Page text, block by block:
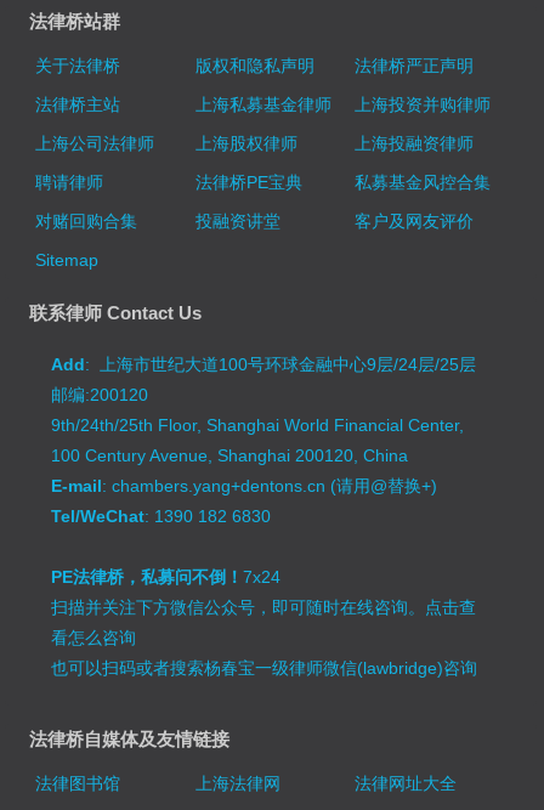
法律桥站群
关于法律桥 版权和隐私声明
法律桥严正声明
法律桥主站
上海私募基金律师
上海投资并购律师
上海公司法律师
上海股权律师
上海投融资律师
聘请律师
法律桥PE宝典
私募基金风控合集
对赌回购合集
投融资讲堂
客户及网友评价
Sitemap
联系律师 Contact Us
Add: 上海市世纪大道100号环球金融中心9层/24层/25层
邮编:200120
9th/24th/25th Floor, Shanghai World Financial Center,
100 Century Avenue, Shanghai 200120, China
E-mail: chambers.yang+dentons.cn (请用@替换+)
Tel/WeChat: 1390 182 6830
PE法律桥，私募问不倒！7x24
扫描并关注下方微信公众号，即可随时在线咨询。 点击查
看怎么咨询
也可以扫码或者搜索杨春宝一级律师微信(lawbridge)咨询
法律桥自媒体及友情链接
法律图书馆 上海法律网
法律网址大全